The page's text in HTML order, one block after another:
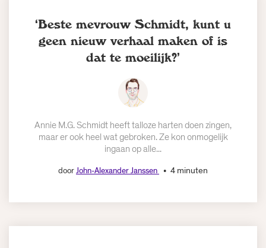
‘Beste mevrouw Schmidt, kunt u
geen nieuw verhaal maken of is
dat te moeilijk?’
Annie M.G. Schmidt heeft talloze harten doen zingen,
maar er ook heel wat gebroken. Ze kon onmogelijk
ingaan op alle...
doorJohn-Alexander Janssen 4 minuten